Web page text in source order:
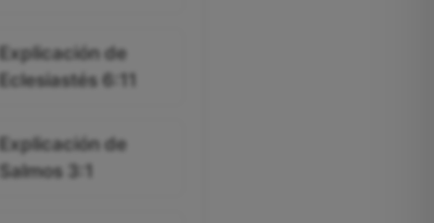
Explicación de
Eclesiastés 6:11
Explicación de
Salmos 3:1